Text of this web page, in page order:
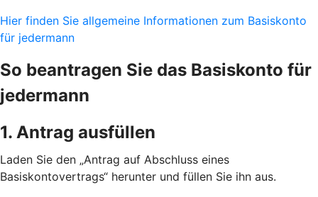
Hier finden Sie allgemeine Informationen zum Basiskonto
für jedermann
So beantragen Sie das Basiskonto für
jedermann
1. Antrag ausfüllen
Laden Sie den „Antrag auf Abschluss eines
Basiskontovertrags“ herunter und füllen Sie ihn aus.